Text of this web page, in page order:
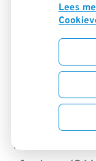
het zuigen
dat vóór
handen of
beloon je
gestopt.
Lees